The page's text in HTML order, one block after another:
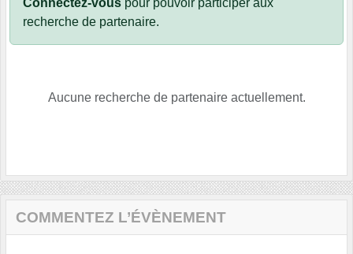
recherche de partenaire.
Aucune recherche de partenaire actuellement.
COMMENTEZ L’ÉVÈNEMENT